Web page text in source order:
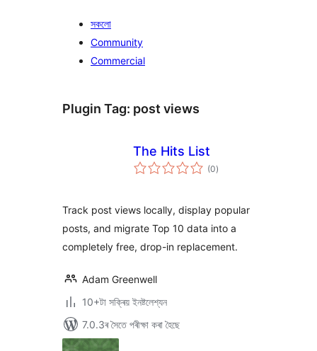
সকলো
Community
Commercial
Plugin Tag: post views
The Hits List
(0টা
মুঠ)
Track post views locally, display popular
posts, and migrate Top 10 data into a
completely free, drop-in replacement.
Adam Greenwell
10+টা সক্ৰিয় ইনষ্টলেশ্যন
7.0.3ৰ সৈতে পৰীক্ষা কৰা হৈছে